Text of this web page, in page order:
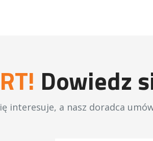
Dowiedz
interesuje, a nasz doradca